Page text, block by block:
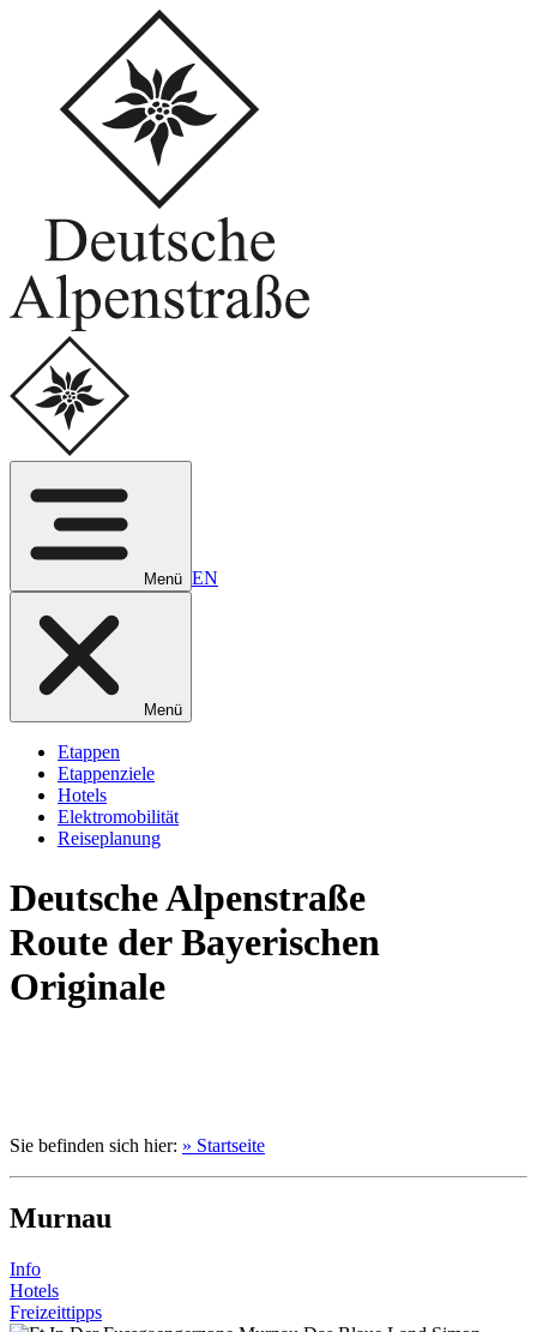
Menü EN
Menü
Etappen
Etappenziele
Hotels
Elektromobilität
Reiseplanung
DeutscheAlpenstraße
Route der Bayerischen
Originale
Sie befinden sich hier: » Startseite
Murnau
Info
Hotels
Freizeittipps